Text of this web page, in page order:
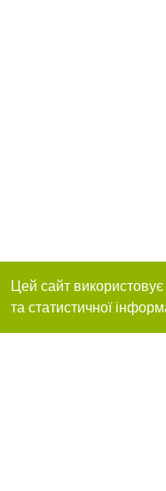
Цей сайт
та статистичної